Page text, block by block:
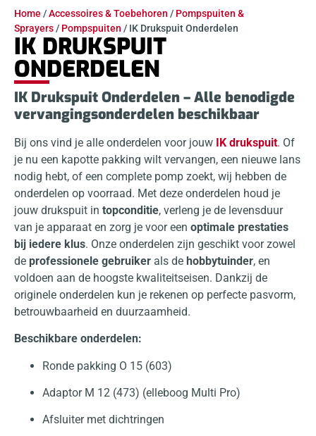
Home /Accessoires & Toebehoren / Pompspuiten &
Sprayers / Pompspuiten / IK Drukspuit Onderdelen
IK DRUKSPUIT
ONDERDELEN
IK Drukspuit Onderdelen – Alle benodigde
vervangingsonderdelen beschikbaar
Bij ons vind je alle onderdelen voor jouw IK drukspuit. Of
je nu een kapotte pakking wilt vervangen, een nieuwe lans
nodig hebt, of een complete pomp zoekt, wij hebben de
onderdelen op voorraad. Met deze onderdelen houd je
jouw drukspuit in topconditie, verleng je de levensduur
van je apparaat en zorg je voor een optimale prestaties
bij iedere klus. Onze onderdelen zijn geschikt voor zowel
de professionele gebruiker als de hobbytuinder, en
voldoen aan de hoogste kwaliteitseisen. Dankzij de
originele onderdelen kun je rekenen op perfecte pasvorm,
betrouwbaarheid en duurzaamheid.
Beschikbare onderdelen:
Ronde pakking O 15 (603)
Adaptor M 12 (473) (elleboog Multi Pro)
Afsluiter met dichtringen